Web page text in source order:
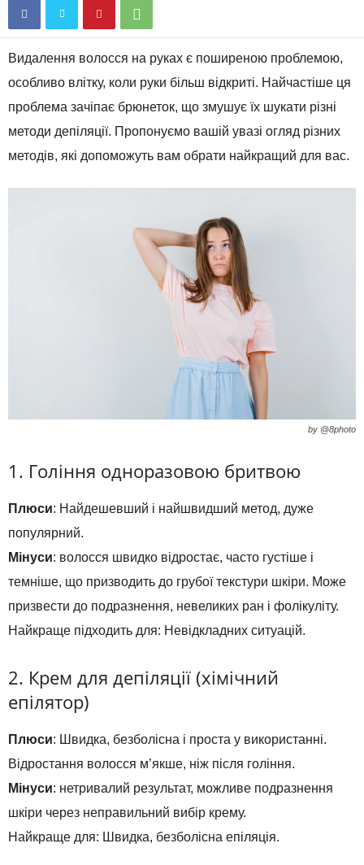
Видалення волосся на руках є поширеною проблемою,
особливо влітку, коли руки більш відкриті. Найчастіше ця
проблема зачіпає брюнеток, що змушує їх шукати різні
методи депіляції. Пропонуємо вашій увазі огляд різних
методів, які допоможуть вам обрати найкращий для вас.
by @8photo
1. Гоління одноразовою бритвою
Плюси: Найдешевший і найшвидший метод, дуже
популярний.
Мінуси: волосся швидко відростає, часто густіше і
темніше, що призводить до грубої текстури шкіри. Може
призвести до подразнення, невеликих ран і фолікуліту.
Найкраще підходить для: Невідкладних ситуацій.
2. Крем для депіляції (хімічний
епілятор)
Плюси: Швидка, безболісна і проста у використанні.
Відростання волосся м’якше, ніж після гоління.
Мінуси: нетривалий результат, можливе подразнення
шкіри через неправильний вибір крему.
Найкраще для: Швидка, безболісна епіляція.